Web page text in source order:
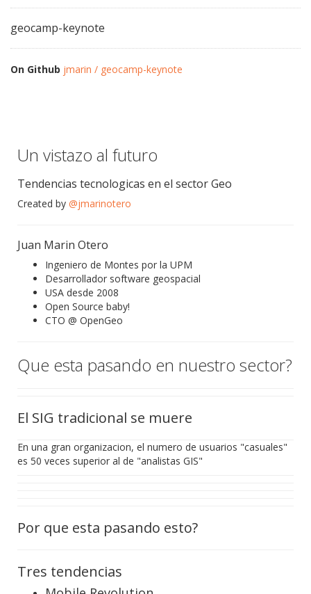
geocamp-keynote
On Github jmarin / geocamp-keynote
Un vistazo al futuro
Tendencias tecnologicas en el sector Geo
Created by @jmarinotero
Juan Marin Otero
Ingeniero de Montes por la UPM
Desarrollador software geospacial
USA desde 2008
Open Source baby!
CTO @ OpenGeo
Que esta pasando en nuestro sector?
El SIG tradicional se muere
En una gran organizacion, el numero de usuarios "casuales"
es 50 veces superior al de "analistas GIS"
Por que esta pasando esto?
Tres tendencias